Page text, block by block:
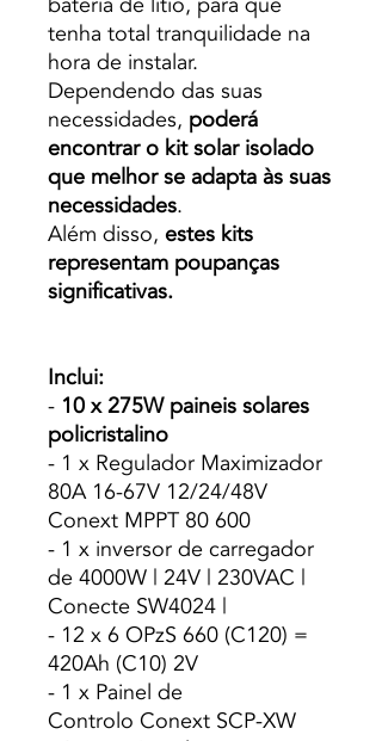
tenha total tranquilidade na
hora de instalar.
Dependendo das suas
necessidades, poderá
encontrar o kit solar isolado
que melhor se adapta às suas
necessidades.
Além disso, estes kits
representam poupanças
significativas.
Inclui:
- 10 x 275W paineis solares
policristalino
- 1 x Regulador Maximizador
80A 16-67V 12/24/48V
Conext MPPT 80 600
- 1 x inversor de carregador
de 4000W | 24V | 230VAC |
Conecte SW4024 |
- 12 x 6 OPzS 660 (C120) =
420Ah (C10) 2V
- 1 x Painel de
Controlo Conext SCP-XW